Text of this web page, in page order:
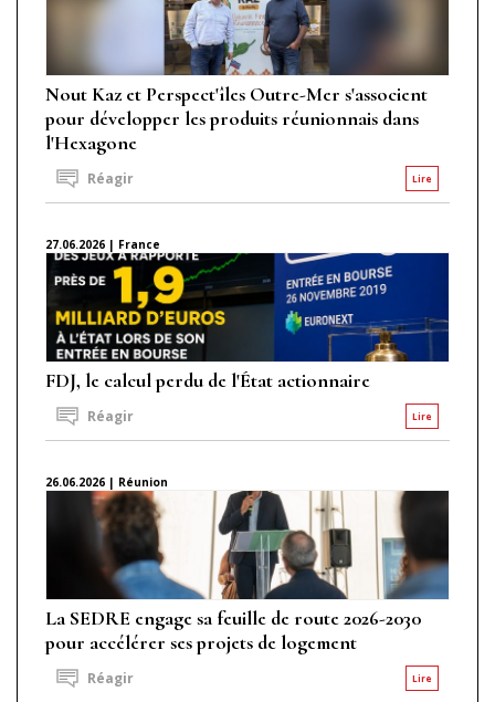
Nout Kaz et Perspect'îles Outre-Mer s'associent
pour développer les produits réunionnais dans
l'Hexagone
Lire
Réagir
27.06.2026 | France
FDJ, le calcul perdu de l'État actionnaire
Lire
Réagir
26.06.2026 | Réunion
La SEDRE engage sa feuille de route 2026-2030
pour accélérer ses projets de logement
Lire
Réagir